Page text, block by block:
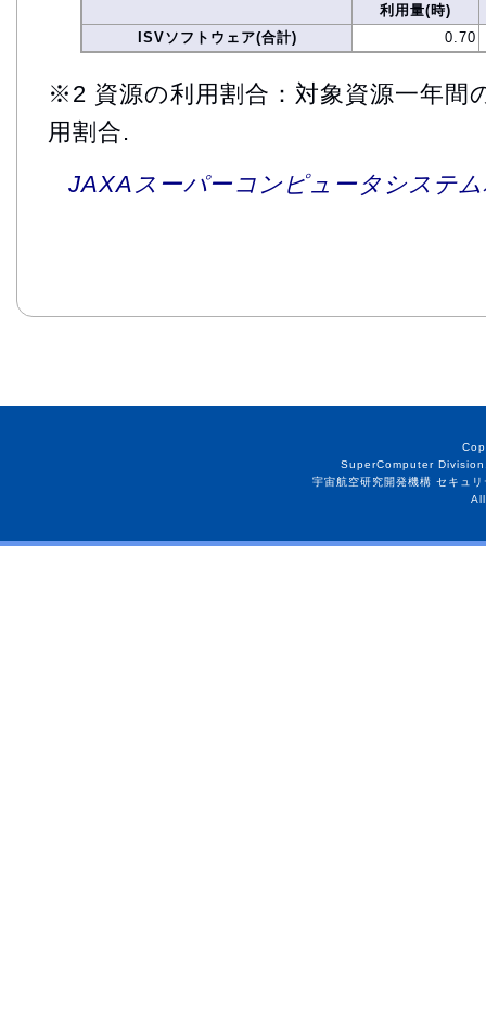
利用量(時)
ISVソフトウェア(合計)
0.70
※2 資源の利用割合：対象資源一年間
用割合.
JAXAスーパーコンピュータシステ
SuperComputer
宇宙航空研究開発機構 セキュ